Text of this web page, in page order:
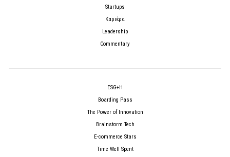
Startups
Καριέρα
Leadership
Commentary
ESG+H
Boarding Pass
The Power of Innovation
Brainstorm Tech
E-commerce Stars
Time Well Spent